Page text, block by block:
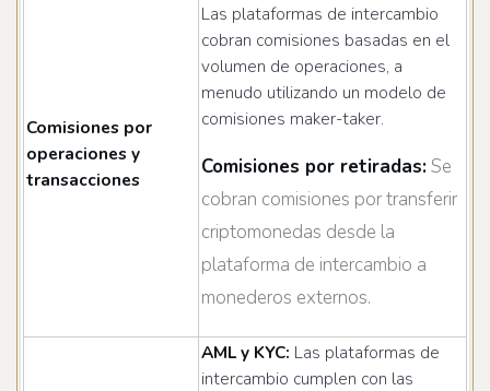
Comisiones por
operaciones y
transacciones
Las plataformas de intercambio
cobran comisiones basadas en el
volumen de operaciones, a
menudo utilizando un modelo de
comisiones maker-taker.
Comisiones por retiradas:Se
cobran comisiones por transferir
criptomonedas desde la
plataforma de intercambio a
monederos externos.
AML y KYC: Las plataformas de
intercambio cumplen con las